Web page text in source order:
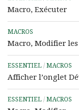
Macro, Exécuter
MACROS
Macro, Modifier
ESSENTIEL / MACROS
Afficher l’onglet
ESSENTIEL / MACROS